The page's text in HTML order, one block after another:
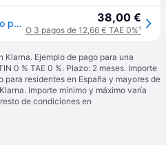
Pelota de squash con un solo punto amarillo Head Tournament (x12) - Jaune 38,00 €
O 3 pagos de 12,66 € TAE 0%¹
Ejemplo de pago para una
0 % TAE 0 %. Plazo: 2 meses. Importe
residentes en España y mayores de
Importe mínimo y máximo varía
de condiciones en